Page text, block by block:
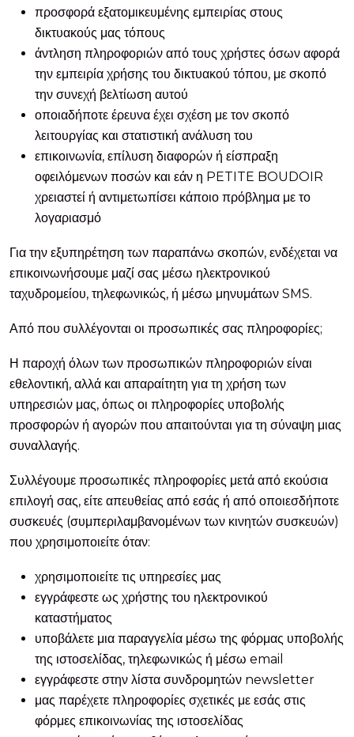
προσφορά εξατομικευμένης εμπειρίας στους
δικτυακούς μας τόπους
άντληση πληροφοριών από τους χρήστες όσων αφορά
την εμπειρία χρήσης του δικτυακού τόπου, με σκοπό
την συνεχή βελτίωση αυτού
οποιαδήποτε έρευνα έχει σχέση με τον σκοπό
λειτουργίας και στατιστική ανάλυση του
επικοινωνία, επίλυση διαφορών ή είσπραξη
οφειλόμενων ποσών και εάν η PETITE BOUDOIR
χρειαστεί ή αντιμετωπίσει κάποιο πρόβλημα με το
λογαριασμό
Για την εξυπηρέτηση των παραπάνω σκοπών, ενδέχεται να
επικοινωνήσουμε μαζί σας μέσω ηλεκτρονικού
ταχυδρομείου, τηλεφωνικώς, ή μέσω μηνυμάτων SMS.
Από που συλλέγονται οι προσωπικές σας πληροφορίες;
Η παροχή όλων των προσωπικών πληροφοριών είναι
εθελοντική, αλλά και απαραίτητη για τη χρήση των
υπηρεσιών μας, όπως οι πληροφορίες υποβολής
προσφορών ή αγορών που απαιτούνται για τη σύναψη μιας
συναλλαγής.
Συλλέγουμε προσωπικές πληροφορίες μετά από εκούσια
επιλογή σας, είτε απευθείας από εσάς ή από οποιεσδήποτε
συσκευές (συμπεριλαμβανομένων των κινητών συσκευών)
που χρησιμοποιείτε όταν:
χρησιμοποιείτε τις υπηρεσίες μας
εγγράφεστε ως χρήστης του ηλεκτρονικού
καταστήματος
υποβάλετε μια παραγγελία μέσω της φόρμας υποβολής
της ιστοσελίδας, τηλεφωνικώς ή μέσω email
εγγράφεστε στην λίστα συνδρομητών newsletter
μας παρέχετε πληροφορίες σχετικές με εσάς στις
φόρμες επικοινωνίας της ιστοσελίδας